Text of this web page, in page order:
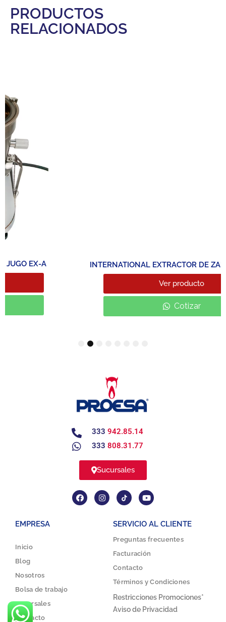
PRODUCTOS
RELACIONADOS
INTERNATIONAL EXTRACTOR DE ZANAHORIA EX-5
5
333 942.85.14
333 808.31.77
Sucursales
EMPRESA
Inicio
Blog
Nosotros
Bolsa de trabajo
Sucursales
Contacto
SERVICIO AL CLIENTE
Preguntas frecuentes
Facturación
Contacto
Términos y Condiciones
Restricciones Promociones*
Aviso de Privacidad